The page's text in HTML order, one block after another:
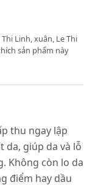
Linh, xuân, Le Thi
sản phẩm này
thu ngay lập
da, giúp da và lỗ
Không còn lo da
điểm hay dầu